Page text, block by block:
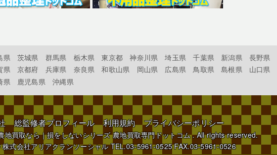
県 茨城県 群馬県 栃木県 東京都 神奈川県 埼玉県 千葉県 新潟県 長野県
県 京都府 兵庫県 奈良県 和歌山県 岡山県 広島県 鳥取県 島根県 山口県
県 鹿児島県 沖縄県
総監修者プロフィール 利用規約 プライバシーポリシー
地買取なら｜損をしないシリーズ 農地買取専門ドットコム. All rights reserved.
株式会社アリアクランソーシャルTEL.03-5961-0525 FAX.03-5961-0526